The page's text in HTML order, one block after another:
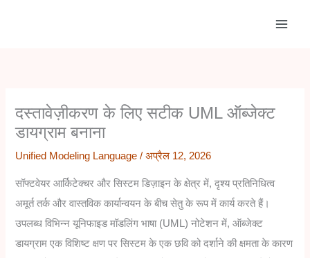
दस्तावेज़ीकरण के लिए सटीक UML
ऑब्जेक्ट डायग्राम बनाना
Unified Modeling Language/अप्रैल 12, 2026
सॉफ्टवेयर आर्किटेक्चर और सिस्टम डिज़ाइन के क्षेत्र में, दृश्य
प्रतिनिधित्व अमूर्त तर्क और वास्तविक कार्यान्वयन के बीच सेतु
के रूप में कार्य करते हैं। उपलब्ध विभिन्न यूनिफाइड मॉडलिंग
भाषा (UML) नोटेशन में, ऑब्जेक्ट डायग्राम एक विशिष्ट क्षण